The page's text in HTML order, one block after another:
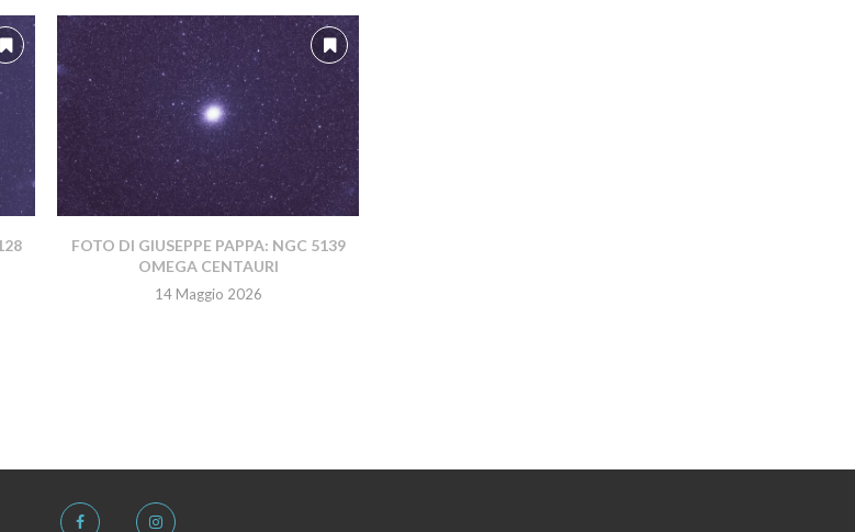
FOTO DI GIUSEPPE PAPPA: NGC 5139
OMEGA CENTAURI
14 Maggio 2026